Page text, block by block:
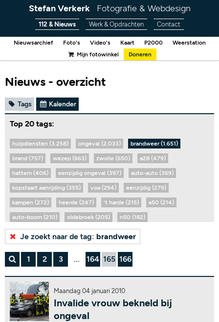
Stefan Verkerk Fotografie & Webdesign
112 & Nieuws Werk & Opdrachten Contact
Nieuwsarchief Foto's Video's Kaart P2000
Weerstation
Mijn fotowinkel
Doneren
Nieuws - overzicht
Tags Kalender
Top 20 tags:
hulpdiensten (3.258) ongeval (2.033) brandweer (1.651)
brand (757) wezep (663) zwolle (650) a28 (479)
hattem (406) eenzijdig ongeval (397) auto-auto (369)
kopstaart aanrijding (355) voa (294) eenzijdig (279)
kampen (272) heerde (247) 't harde (215) a50 (214)
auto-boom (210) oldebroek (205) n50 (182)
Bekijk alle tags...
Je zoekt naar de tag: brandweer
1 2 3 ... 164 165 166
Maandag 04 januari 2010
Invalide vrouw bekneld bij
ongeval